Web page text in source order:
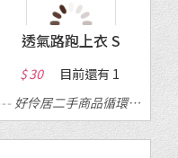
透氣路跑上衣 S
$ 30 目前還有 1
好伶居二手商品循環店 ---